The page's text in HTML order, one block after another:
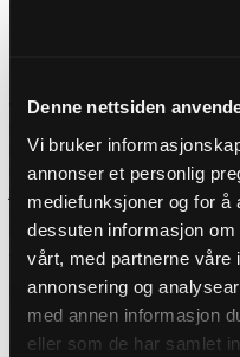
Denne nettsiden
Vi bruker
annonser et personlig
mediefunksjoner og for
dessuten informasjon
vårt, med partnerne våre
annonsering og
med annen informasjon
eller som de har samlet
Vintageinspirerad skinnjacka
lätt slipad yta och ett exklusivt
med kontrasterande vita
jackans unika karaktär.
partier vid axlar och armbågar
kroppen utan att kännas stel.
Affliction-motiv som ger ett
dig som vill ha en jacka med
läder.
Passform: Regular fit